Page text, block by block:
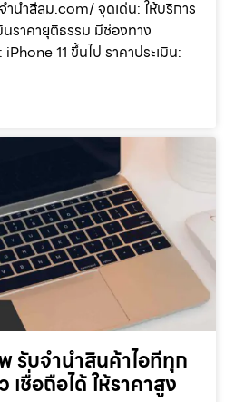
นําสีลม.com/ จุดเด่น: ให้บริการ
ราคายุติธรรม มีช่องทาง
11 ขึ้นไป ราคาประเมิน:
รับจำนำสินค้าไอทีทุก
เชื่อถือได้ ให้ราคาสูง